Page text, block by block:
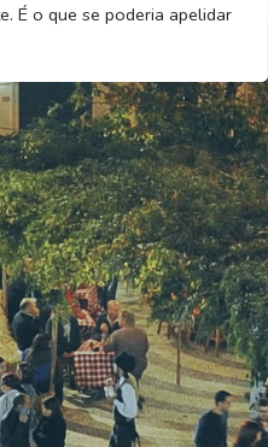
É o que se poderia apelidar